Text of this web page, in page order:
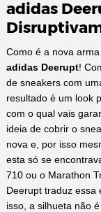
adidas
Como é a nova
adidas Deerupt!
de sneakers com
resultado é um look
com o qual vais
ideia de cobrir o
nova e, por isso
esta só se
710 ou o Marathon
Deerupt traduz essa
isso, a silhueta não